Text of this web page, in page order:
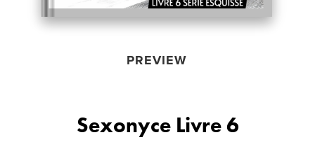
PREVIEW
Sexonyce Livre 6